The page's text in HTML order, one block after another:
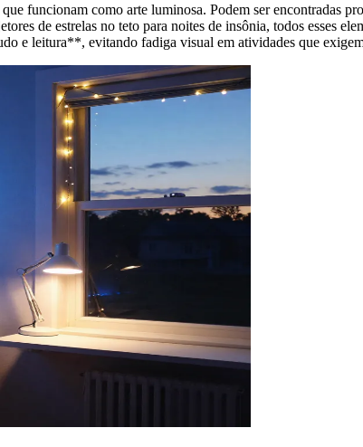
funcionam como arte luminosa. Podem ser encontradas
de estrelas no teto para noites de insônia, todos esses
e leitura**, evitando fadiga visual em atividades que